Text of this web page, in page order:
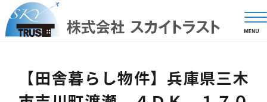
【田舎暮らし物件】兵庫県三木